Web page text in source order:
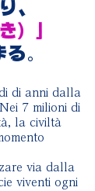
、
）」
る。
di anni dalla
7 milioni di
la civiltà
via dalla
viventi ogni